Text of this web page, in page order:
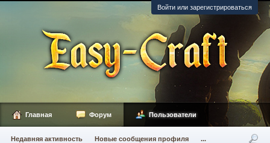
Войти или зарегистрироваться
Главная Форум Пользователи
Недавняя активность Новые сообщения профиля ...